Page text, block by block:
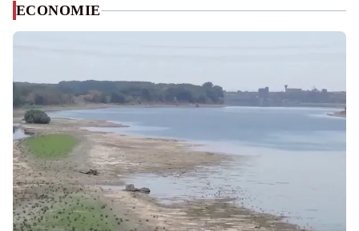
ECONOMIE